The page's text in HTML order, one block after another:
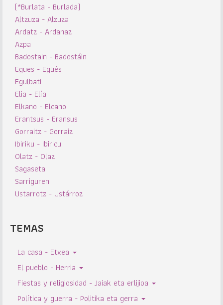
(*Burlata - Burlada)
Altzuza - Alzuza
Ardatz - Ardanaz
Azpa
Badostain - Badostáin
Egues - Egüés
Egulbati
Elia - Elía
Elkano - Elcano
Erantsus - Eransus
Gorraitz - Gorraiz
Ibiriku - Ibiricu
Olatz - Olaz
Sagaseta
Sarriguren
Ustarrotz - Ustárroz
TEMAS
La casa - Etxea
El pueblo - Herria
Fiestas y religiosidad - Jaiak eta erlijioa
Política y guerra - Politika eta gerra